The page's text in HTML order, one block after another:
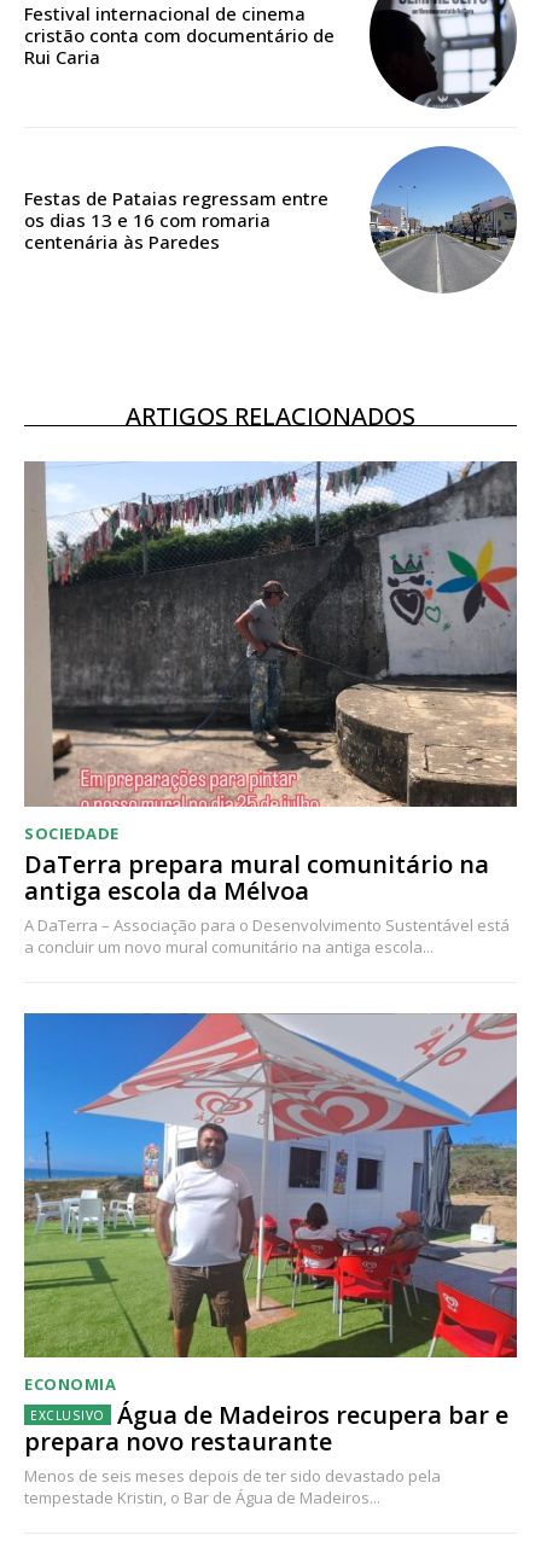
casa
Acesso ao conteúdo online
Acesso aos conteúdos Exclusivos para
Escolha o plano
16€
12 meses
Acesso ao conteúdo online
Acesso aos conteúdos Exclusivos para
assinantes
Ofertas para assinatura anual
Escolha o plano
Festival internacional de cinema
cristão conta com documentário de
Rui Caria
Festas de Pataias regressam entre
os dias 13 e 16 com romaria
centenária às Paredes
ARTIGOS RELACIONADOS
SOCIEDADE
DaTerra prepara mural comunitário na
antiga escola da Mélvoa
A DaTerra – Associação para o Desenvolvimento Sustentável está
a concluir um novo mural comunitário na antiga escola...
ECONOMIA
Água de Madeiros recupera bar e
prepara novo restaurante
Menos de seis meses depois de ter sido devastado pela
tempestade Kristin, o Bar de Água de Madeiros...